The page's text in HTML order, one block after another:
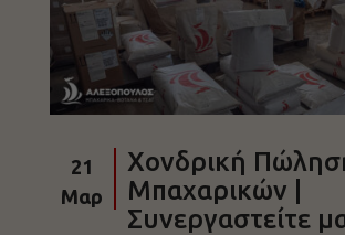
21
Μαρ
Χονδρική
Μπαχαρικών |
Συνεργαστείτε